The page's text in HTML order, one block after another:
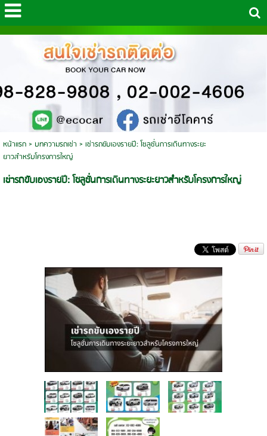
หน้าแรก> บทความรถเช่า > เช่ารถขับเองรายปี: โซลูชั่นการเดินทางระยะ
ยาวสำหรับโครงการใหญ่
เช่ารถขับเองรายปี: โซลูชั่นการเดินทางระยะยาวสำหรับโครงการใหญ่